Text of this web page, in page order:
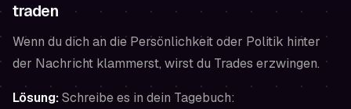
traden
Wenn du dich an die Persönlichkeit oder Politik hinter
der Nachricht klammerst, wirst du Trades erzwingen.
Lösung:Schreibe es in dein Tagebuch: